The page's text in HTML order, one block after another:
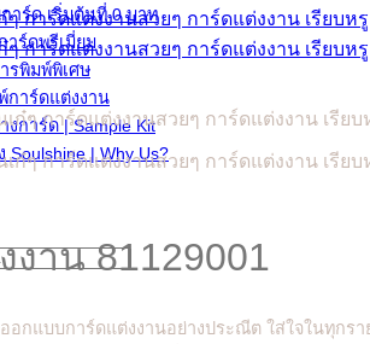
าร์ด เริ่มต้นที่ 0 บาท
าร์ดพรีเมี่ยม
รพิมพ์พิเศษ
การ์ดแต่งงาน
งการ์ด | Sample Kit
Soulshine | Why Us?
งาน 81129001
อกแบบการ์ดแต่งงานอย่างประณีต ใส่ใจในทุกรา